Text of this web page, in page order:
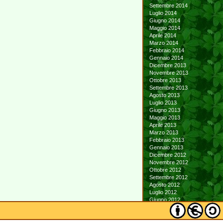
Settembre 2014
Luglio 2014
Giugno 2014
Maggio 2014
Aprile 2014
Marzo 2014
Febbraio 2014
Gennaio 2014
Dicembre 2013
Novembre 2013
Ottobre 2013
Settembre 2013
Agosto 2013
Luglio 2013
Giugno 2013
Maggio 2013
Aprile 2013
Marzo 2013
Febbraio 2013
Gennaio 2013
Dicembre 2012
Novembre 2012
Ottobre 2012
Settembre 2012
Agosto 2012
Luglio 2012
Giugno 2012
Maggio 2012
Aprile 2012